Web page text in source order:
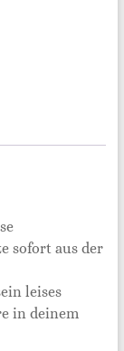
sofort aus der
leises
in deinem